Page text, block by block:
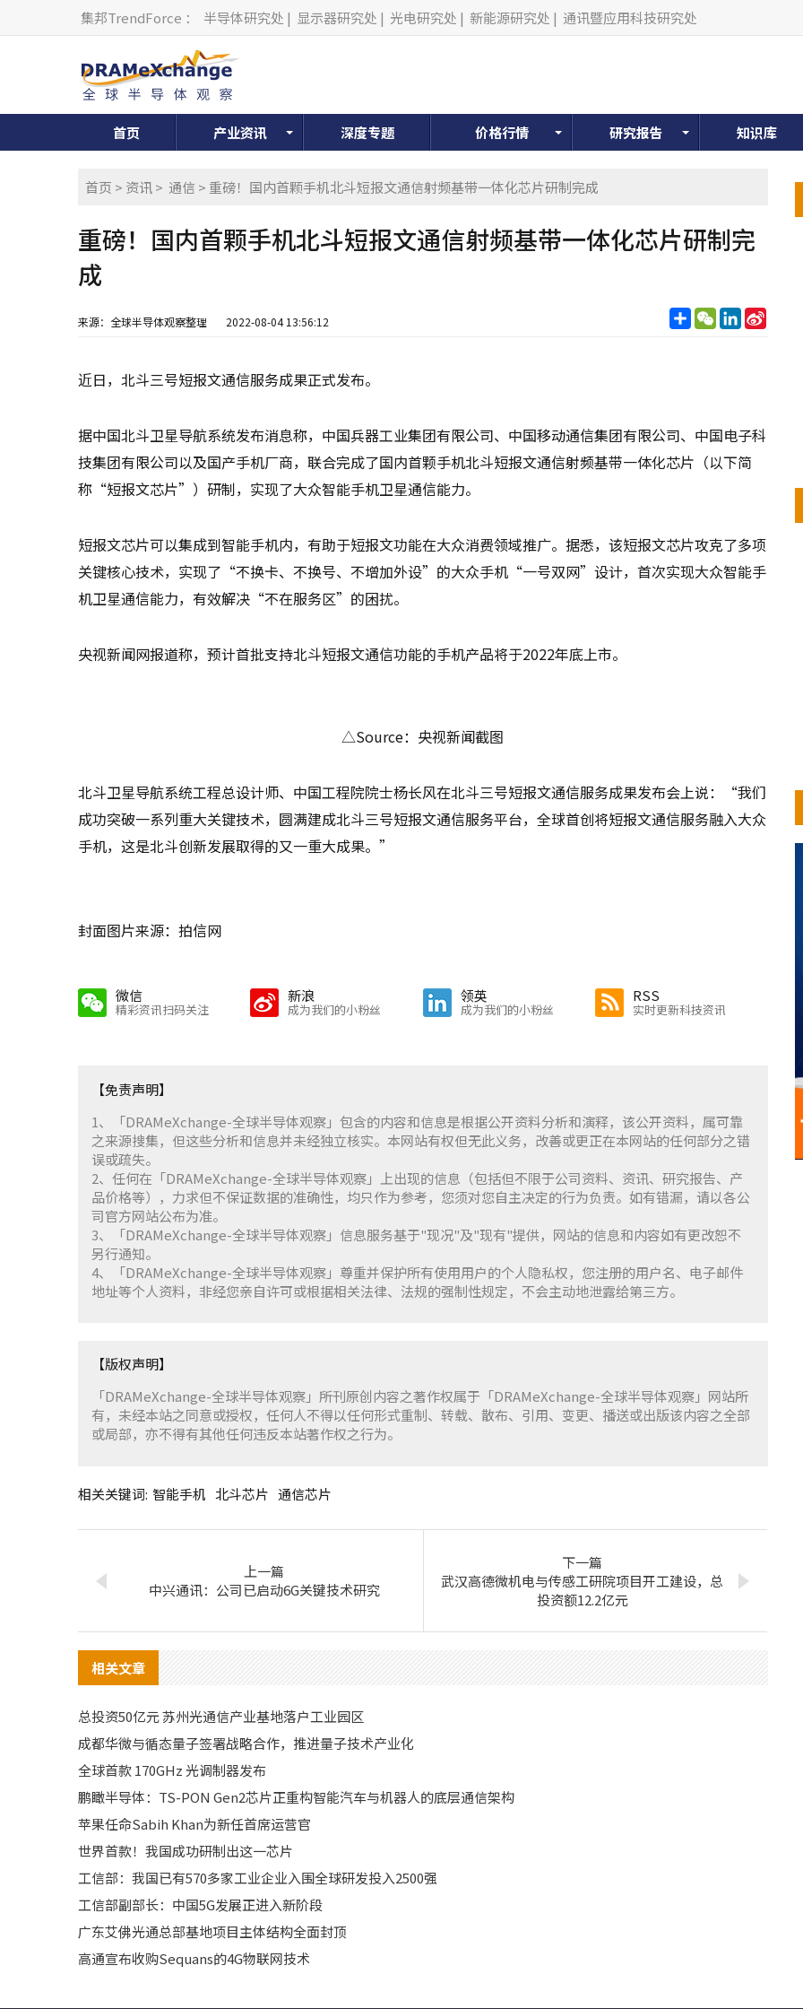
集邦TrendForce ： 半导体研究处 | 显示器研究处 | 光电研究处 | 新能源研究处 | 通讯暨应用科技研究处
首页 产业资讯 深度专题 价格行情 研究报告 知识库
首页 > 资讯> 通信 > 重磅！国内首颗手机北斗短报文通信射频基带一体化芯片研制完成
重磅！国内首颗手机北斗短报文通信射频基带一体化芯片研制完
成
来源：全球半导体观察整理 2022-08-04 13:56:12 分
享
WeChatLinkedIn
Sina
近日，北斗三号短报文通信服务成果正式发布。
据中国北斗卫星导航系统发布消息称，中国兵器工业集团有限公司、中国移动通信集团有限公司、中国电子科
技集团有限公司以及国产手机厂商，联合完成了国内首颗手机北斗短报文通信射频基带一体化芯片（以下简
称“短报文芯片”）研制，实现了大众智能手机卫星通信能力。
短报文芯片可以集成到智能手机内，有助于短报文功能在大众消费领域推广。据悉，该短报文芯片攻克了多项
关键核心技术，实现了“不换卡、不换号、不增加外设”的大众手机“一号双网”设计，首次实现大众智能手
机卫星通信能力，有效解决“不在服务区”的困扰。
央视新闻网报道称，预计首批支持北斗短报文通信功能的手机产品将于2022年底上市。
△Source：央视新闻截图
北斗卫星导航系统工程总设计师、中国工程院院士杨长风在北斗三号短报文通信服务成果发布会上说：“我们
成功突破一系列重大关键技术，圆满建成北斗三号短报文通信服务平台，全球首创将短报文通信服务融入大众
手机，这是北斗创新发展取得的又一重大成果。”
封面图片来源：拍信网
微信
精彩资讯扫码关注
新浪
成为我们的小粉丝
领英
成为我们的小粉丝
RSS
实时更新科技资讯
【免责声明】
1、「DRAMeXchange-全球半导体观察」包含的内容和信息是根据公开资料分析和演释，该公开资料，属可靠
之来源搜集，但这些分析和信息并未经独立核实。本网站有权但无此义务，改善或更正在本网站的任何部分之错
误或疏失。
2、任何在「DRAMeXchange-全球半导体观察」上出现的信息（包括但不限于公司资料、资讯、研究报告、产
品价格等），力求但不保证数据的准确性，均只作为参考，您须对您自主决定的行为负责。如有错漏，请以各公
司官方网站公布为准。
3、「DRAMeXchange-全球半导体观察」信息服务基于"现况"及"现有"提供，网站的信息和内容如有更改恕不
另行通知。
4、「DRAMeXchange-全球半导体观察」尊重并保护所有使用用户的个人隐私权，您注册的用户名、电子邮件
地址等个人资料，非经您亲自许可或根据相关法律、法规的强制性规定，不会主动地泄露给第三方。
【版权声明】
「DRAMeXchange-全球半导体观察」所刊原创内容之著作权属于「DRAMeXchange-全球半导体观察」网站所
有，未经本站之同意或授权，任何人不得以任何形式重制、转载、散布、引用、变更、播送或出版该内容之全部
或局部，亦不得有其他任何违反本站著作权之行为。
相关关键词: 智能手机 北斗芯片 通信芯片
上一篇
中兴通讯：公司已启动6G关键技术研究
下一篇
武汉高德微机电与传感工研院项目开工建设，总
投资额12.2亿元
相关文章
总投资50亿元 苏州光通信产业基地落户工业园区
成都华微与循态量子签署战略合作，推进量子技术产业化
全球首款 170GHz 光调制器发布
鹏瞰半导体：TS-PON Gen2芯片正重构智能汽车与机器人的底层通信架构
苹果任命Sabih Khan为新任首席运营官
世界首款！我国成功研制出这一芯片
工信部：我国已有570多家工业企业入围全球研发投入2500强
工信部副部长：中国5G发展正进入新阶段
广东艾佛光通总部基地项目主体结构全面封顶
高通宣布收购Sequans的4G物联网技术